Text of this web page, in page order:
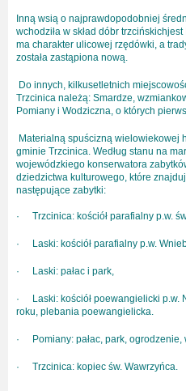
Inną wsią o najprawdopodobniej
wchodziła w skład dóbr
ma charakter ulicowej rzędówki, a
została zastąpiona nową.
Do innych, kilkusetletnich
Trzcinica należą: Smardze,
Pomiany i Wodziczna, o których
Materialną spuścizną wielowiekowej
gminie Trzcinica. Według stanu na
wojewódzkiego konserwatora
dziedzictwa kulturowego, które
następujące zabytki:
· Trzcinica: kościół parafialny p.w.
· Laski: kościół parafialny p.w.
· Laski: pałac i park,
·
Laski: kościół poewangielicki
roku, plebania poewangielicka.
· Pomiany: pałac, park, ogrodzenie,
· Trzcinica: kopiec św. Wawrzyńca.